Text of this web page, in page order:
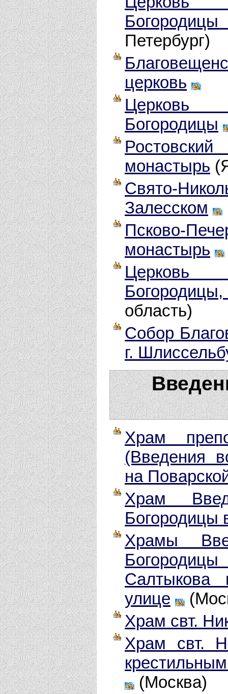
Петербург)
церковь
Церковь
Богородицы
монастырь
Свято-
Залесском
Псково-
монастырь
Церковь
область)
Собор
г.
Храм
(Введения
на
Храм
Богородицы
Храмы
Салтыкова
улице
Храм свт.
Храм свт.
(Москва)